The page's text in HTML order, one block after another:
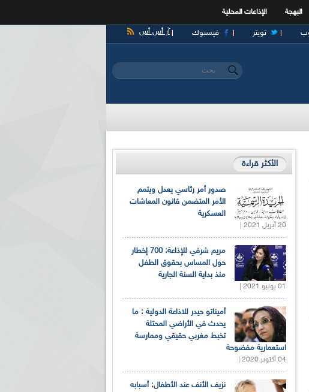
البهجة الإذاعات المحلية
آر أس أس فيسبوك تويتر
استمارة البحث
‏بحث ‏
الأكثر قراءة
صدور أمر رئاسي يعدل ويتمم
الأمر المتضمن قانون المعاشات
العسكرية
20 أبريل 2021 |
مريم شرفي للإذاعة: 700 إخطار
حول المساس بحقوق الطفل
منذ بداية السنة الجارية
01 يونيو 2021 |
أميناتو حيدر للاذاعة الدولية : ما
يحدث في الأراضي المحتلة
تخبط مغربي حقيقي وممارسة
استعمارية مفضوحة
04 أكتوبر 2020 |
نزيف الأنف عند الأطفال: أسبابه